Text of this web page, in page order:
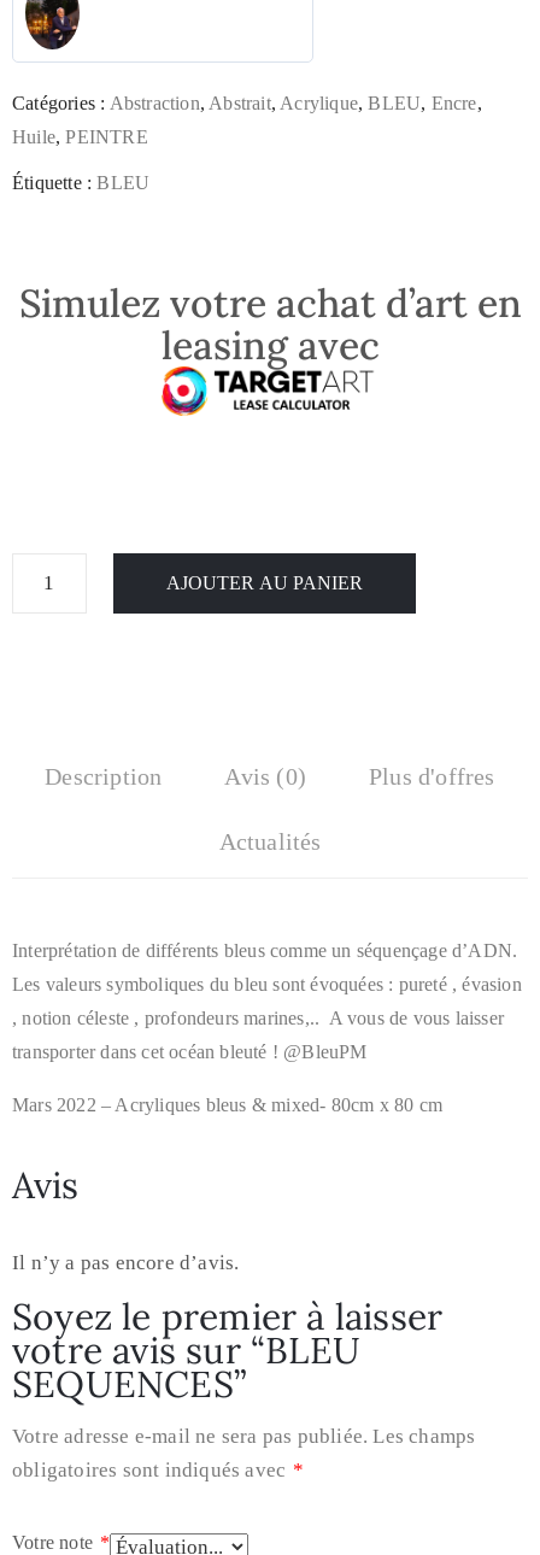
Catégories : Abstraction, Abstrait, Acrylique,BLEU, Encre,
Huile,PEINTRE
Étiquette :BLEU
Simulez votre achat d’art en
leasing avec
AJOUTER AU PANIER
Description Avis (0) Plus d'offres
Actualités
Interprétation de différents bleus comme un séquençage d’ADN.
Les valeurs symboliques du bleu sont évoquées : pureté , évasion
, notion céleste , profondeurs marines,.. A vous de vous laisser
transporter dans cet océan bleuté ! @BleuPM
Mars 2022 – Acryliques bleus & mixed- 80cm x 80 cm
Avis
Il n’y a pas encore d’avis.
Soyez le premier à laisser
votre avis sur “BLEU
SEQUENCES”
Votre adresse e-mail ne sera pas publiée. Les champs
obligatoires sont indiqués avec *
Votre note *